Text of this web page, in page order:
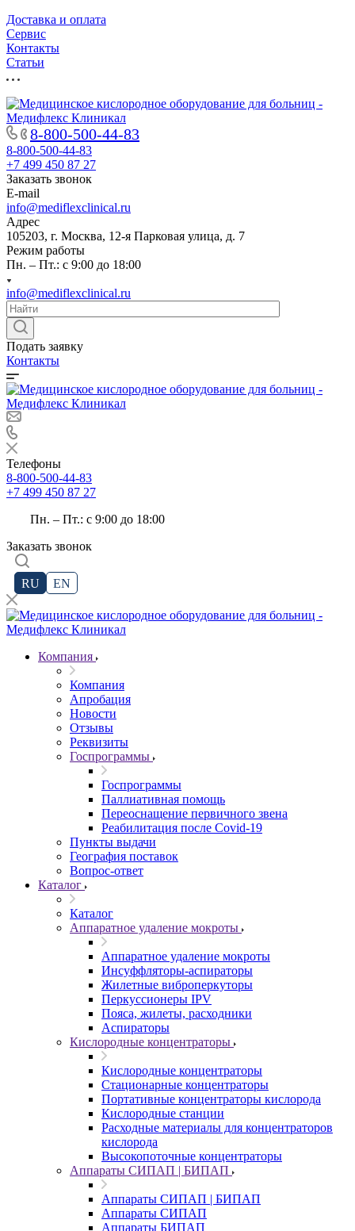
Доставка и оплата
Cервис
Контакты
Статьи
8-800-500-44-83
8-800-500-44-83
+7 499 450 87 27
Заказать звонок
E-mail
info@mediflexclinical.ru
Адрес
105203, г. Москва, 12-я Парковая улица, д. 7
Режим работы
Пн. – Пт.: с 9:00 до 18:00
info@mediflexclinical.ru
Подать заявку
Контакты
Телефоны
8-800-500-44-83
+7 499 450 87 27
Пн. – Пт.: с 9:00 до 18:00
Заказать звонок
RU EN
Компания
Компания
Апробация
Новости
Отзывы
Реквизиты
Госпрограммы
Госпрограммы
Паллиативная помощь
Переоснащение первичного звена
Реабилитация после Covid-19
Пункты выдачи
География поставок
Вопрос-ответ
Каталог
Каталог
Аппаратное удаление мокроты
Аппаратное удаление мокроты
Инсуффляторы-аспираторы
Жилетные виброперкуторы
Перкуссионеры IPV
Пояса, жилеты, расходники
Аспираторы
Кислородные концентраторы
Кислородные концентраторы
Стационарные концентраторы
Портативные концентраторы кислорода
Кислородные станции
Расходные материалы для концентраторов
кислорода
Высокопоточные концентраторы
Аппараты СИПАП | БИПАП
Аппараты СИПАП | БИПАП
Аппараты СИПАП
Аппараты БИПАП